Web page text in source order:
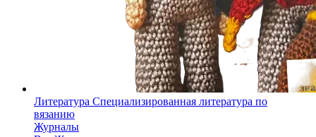
Литература Специализированная литература по
вязанию
Журналы